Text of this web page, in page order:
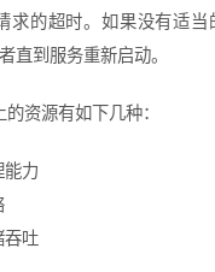
求的超时。如果没有适
直到服务重新启动。
资源有如下几种：
能力
吞吐